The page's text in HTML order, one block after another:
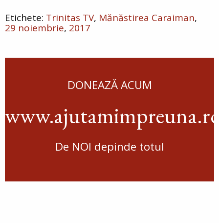
Trinitas TV Mănăstirea Caraiman
29 noiembrie 2017
DONEAZĂ ACUM
De NOI depinde totul